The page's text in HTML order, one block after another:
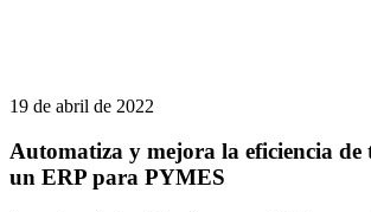
19 de abril de 2022
Automatiza y mejora la eficiencia de
un ERP para PYMES